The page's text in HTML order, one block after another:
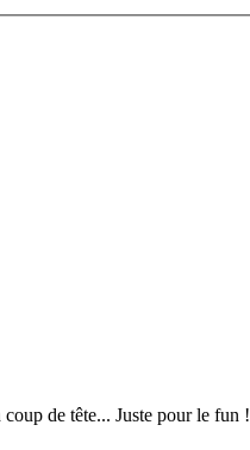
coup de tête... Juste pour le fun !